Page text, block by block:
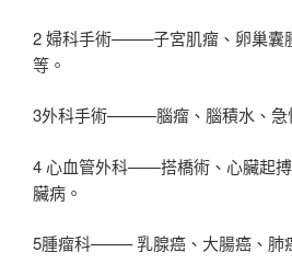
2 婦科手術——–子宮肌瘤、卵巢囊
等。
3外科手術———腦瘤、腦積水、急
4 心血管外科——搭橋術、心臟起
臟病。
5腫瘤科——– 乳腺癌、大腸癌、肺